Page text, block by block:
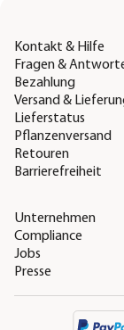
Kontakt & Hilfe
Fragen &
Bezahlung
Versand &
Lieferstatus
Pflanzenversand
Retouren
Barrierefreiheit
Unternehmen
Compliance
Jobs
Presse